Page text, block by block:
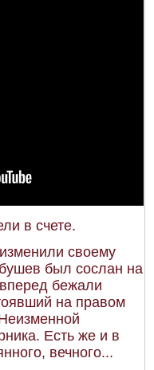
в счете.
своему
был сослан на
бежали
на правом
Есть же и в
вечного...